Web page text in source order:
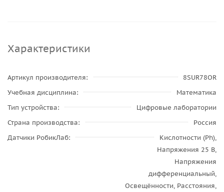
Характеристики
Артикул производителя
8SUR78OR
Учебная дисциплина
Математика
Тип устройства
Цифровые лаборатории
Страна производства
Россия
Датчики РобикЛаб
Кислотности (Ph),
Напряжения 25 B,
Напряжения
дифференциальный,
Освещённости, Расстояния,